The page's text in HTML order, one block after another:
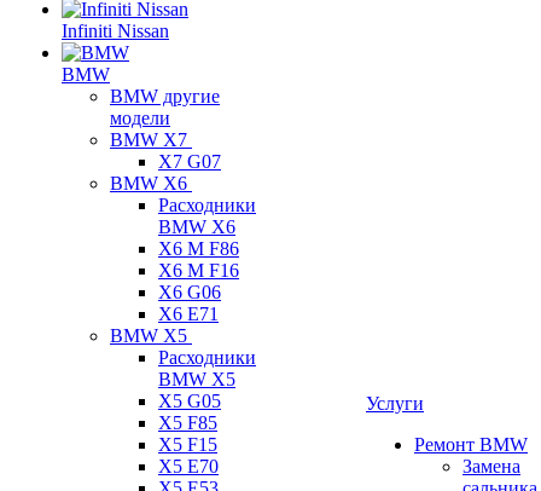
Infiniti Nissan
BMW
BMW другие
модели
BMW X7
X7 G07
BMW X6
Расходники
BMW X6
X6 M F86
X6 M F16
X6 G06
X6 E71
BMW X5
Расходники
BMW X5
X5 G05
X5 F85
X5 F15
X5 E70
Услуги
Ремонт BMW
Замена